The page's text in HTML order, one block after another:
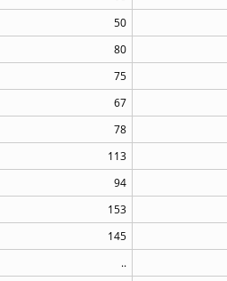
50
80
75
67
78
113
94
153
145
..